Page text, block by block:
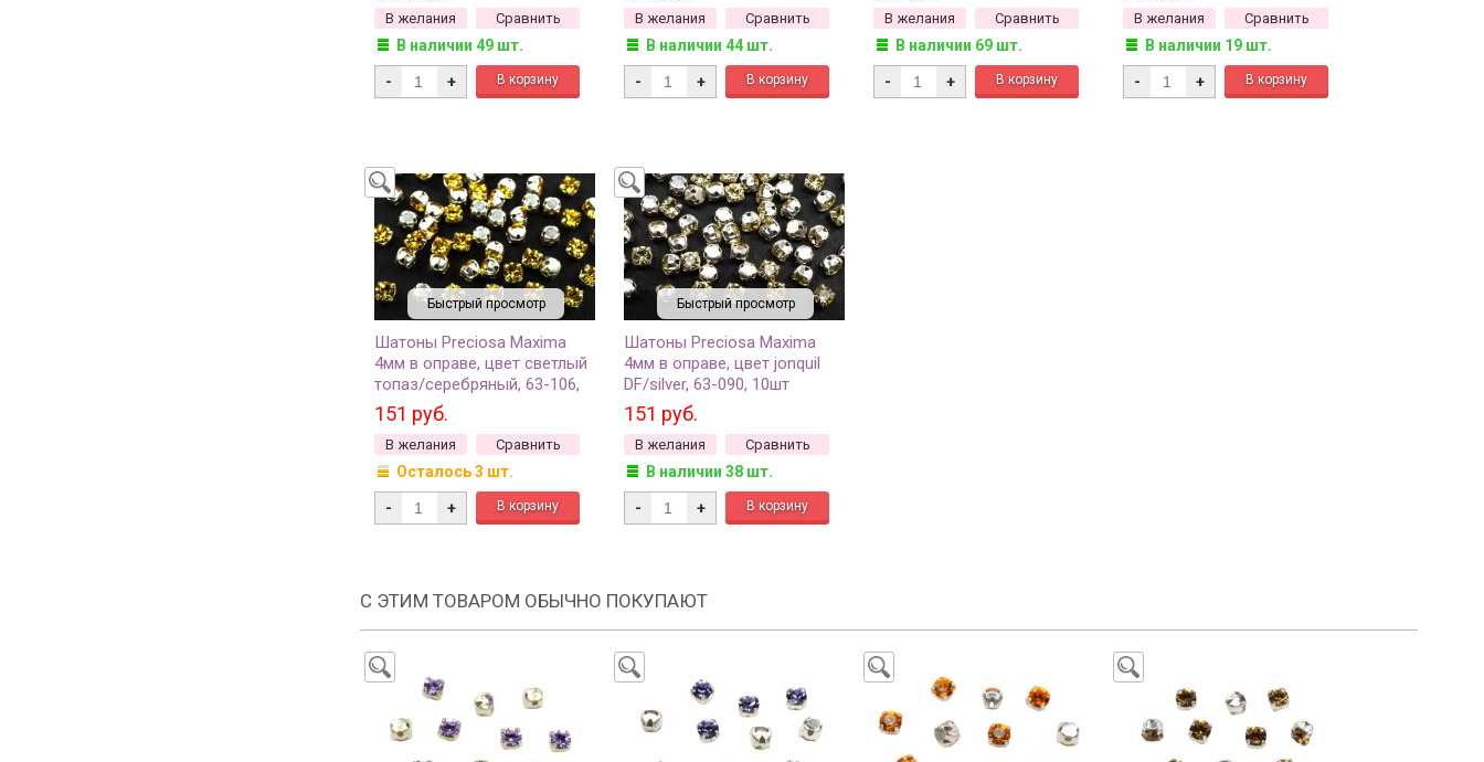
В желания Сравнить
В наличии 49 шт.
- +
В желания Сравнить
В наличии 44 шт.
- +
В желания Сравнить
В наличии 69 шт.
- +
В желания Сравнить
В наличии 19 шт.
- +
Быстрый просмотр
Шатоны Preciosa Maxima
4мм в оправе, цвет светлый
топаз/серебряный, 63-106,
10шт
151 руб.
В желания Сравнить
Осталось 3 шт.
- +
Быстрый просмотр
Шатоны Preciosa Maxima
4мм в оправе, цвет jonquil
DF/silver, 63-090, 10шт
151 руб.
В желания Сравнить
В наличии 38 шт.
- +
С ЭТИМ ТОВАРОМ ОБЫЧНО ПОКУПАЮТ